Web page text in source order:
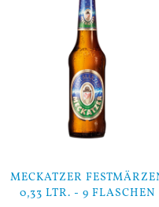
MECKATZER
0,33 LTR. - 9 FLASCHEN